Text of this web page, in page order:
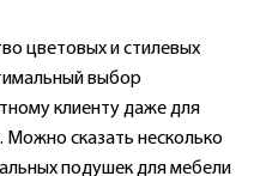
цветовых и стилевых
выбор
клиенту даже для
Можно сказать несколько
подушек для мебели